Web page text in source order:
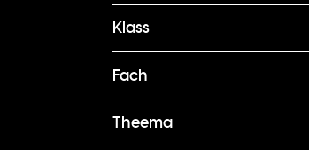
Klass
Fach
Theema